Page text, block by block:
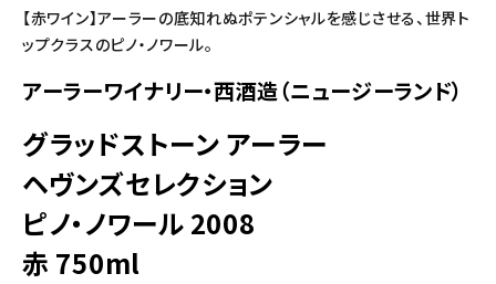
【赤ワイン】アーラーの底知れぬポテンシャルを感じさせる、世界ト
ップクラスのピノ・ノワール。
アーラーワイナリー・西酒造（ニュージーランド）
グラッドストーン アーラー
ヘヴンズセレクション
ピノ・ノワール 2008
赤 750ml